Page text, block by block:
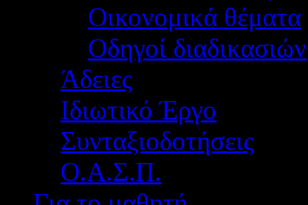
Οικονομικά θέματα
Οδηγοί διαδικασιών
Άδειες
Ιδιωτικό Έργο
Συνταξιοδοτήσεις
Ο.Α.Σ.Π.